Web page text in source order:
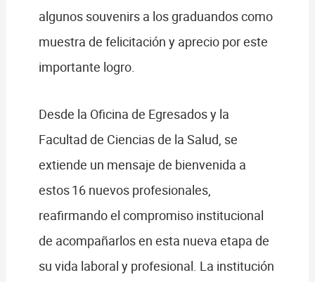
algunos souvenirs a los graduandos como
muestra de felicitación y aprecio por este
importante logro.
Desde la Oficina de Egresados y la
Facultad de Ciencias de la Salud, se
extiende un mensaje de bienvenida a
estos 16 nuevos profesionales,
reafirmando el compromiso institucional
de acompañarlos en esta nueva etapa de
su vida laboral y profesional. La institución